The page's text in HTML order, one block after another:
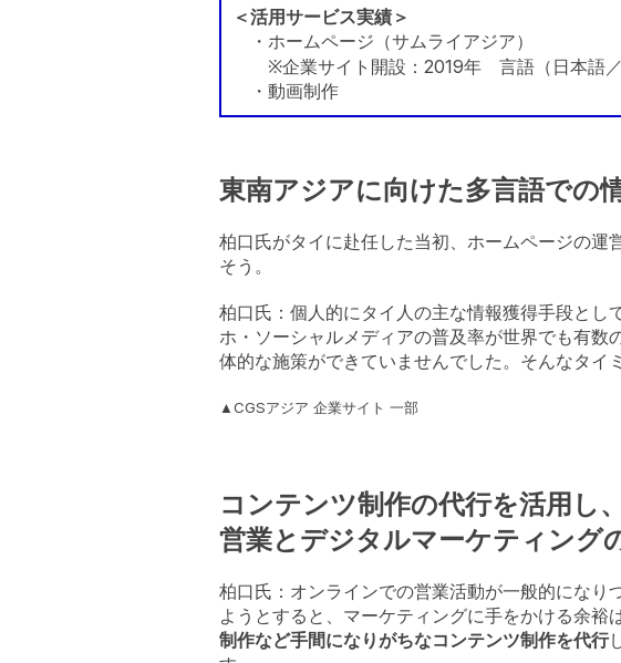
＜活用サービス実績＞
・ホームページ（サムライアジア）
※企業サイト開設：2019年 言語（日本語／
・動画制作
東南アジアに向けた多言語での
柏口氏がタイに赴任した当初、ホームページの
そう。
柏口氏：個人的にタイ人の主な情報獲得手段として
ホ・ソーシャルメディアの普及率が世界でも有
体的な施策ができていませんでした。そんなタイ
▲CGSアジア 企業サイト 一部
コンテンツ制作の代行を活用し、
営業とデジタルマーケティング
柏口氏：オンラインでの営業活動が一般的にな
ようとすると、マーケティングに手をかける余裕
制作など手間になりがちなコンテンツ制作を代行